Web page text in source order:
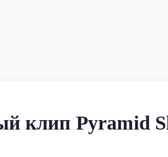
клип Pyramid